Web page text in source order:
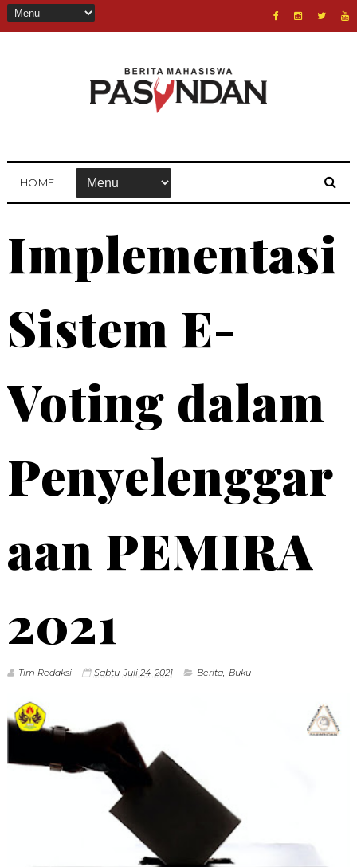
HOME
Implementasi
Sistem E-
Voting dalam
Penyelenggar
aan PEMIRA
2021
Tim Redaksi Sabtu, Juli 24, 2021 Berita, Buku